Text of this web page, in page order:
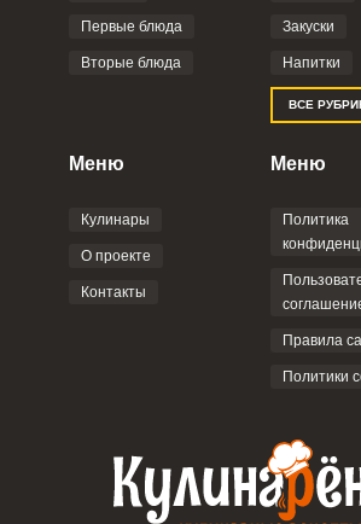
Фото до 4 шт, до 5 mb
Отправляя эту форму, вы
Политикой
соглашением
Первые блюда
Вторые блюда
Закуски
Напитки
ВСЕ
Меню
Кулинары
О проекте
Контакты
Меню
Политика
Правила
Политики